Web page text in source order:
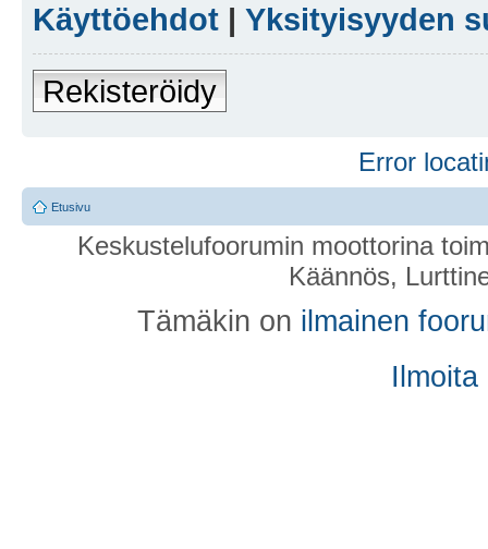
Käyttöehdot | Yksityisyyden
Rekisteröidy
Error
Etusivu
Keskustelufoorumin moottorina
Käännös,
Tämäkin on ilmainen